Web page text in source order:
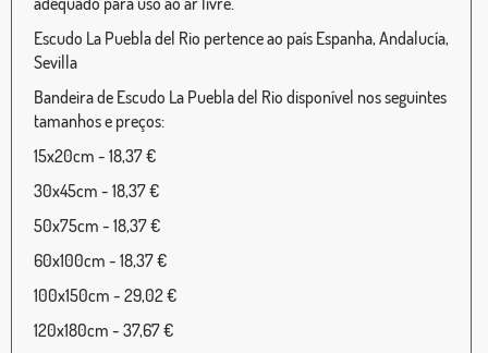
Escudo La Puebla del Rio pertence ao país Espanha, Andalucía,
Sevilla
Bandeira de Escudo La Puebla del Rio disponível nos seguintes
tamanhos e preços:
15x20cm - 18,37 €
30x45cm - 18,37 €
50x75cm - 18,37 €
60x100cm - 18,37 €
100x150cm - 29,02 €
120x180cm - 37,67 €